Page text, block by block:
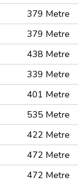
379 Metre
379 Metre
438 Metre
339 Metre
401 Metre
535 Metre
422 Metre
472 Metre
472 Metre